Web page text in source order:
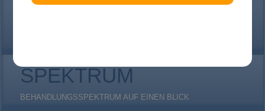
SPEKTRUM
BEHANDLUNGSSPEKTRUM AUF EINEN BLICK